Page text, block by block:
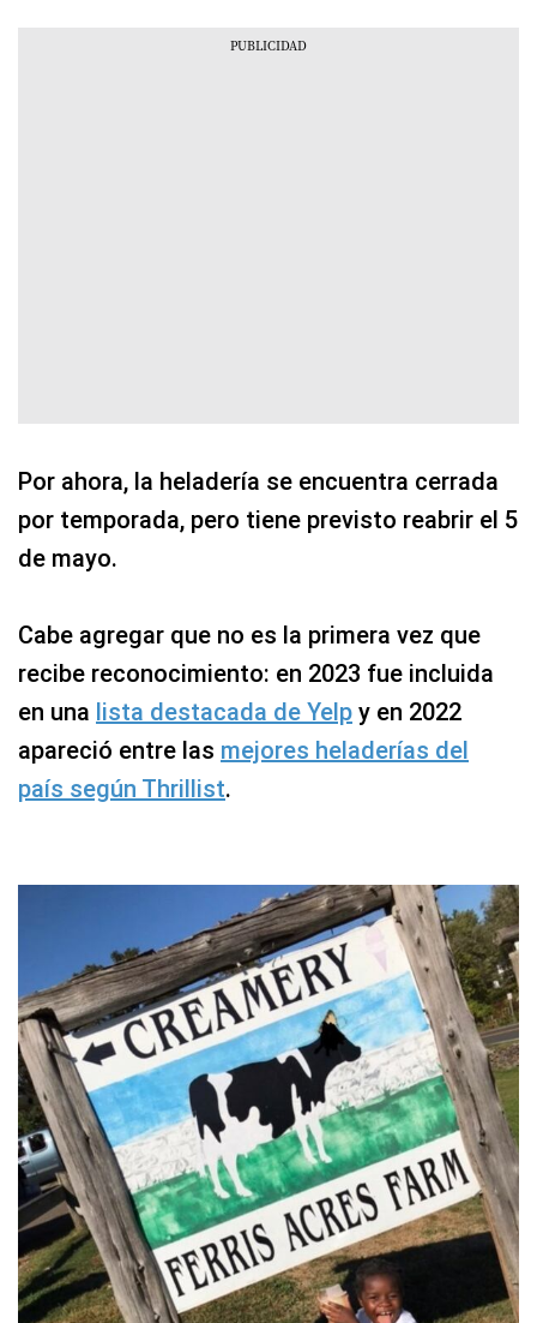
Cabe agregar que no es la primera vez que
recibe reconocimiento: en 2023 fue incluida
en una
lista destacada de Yelp
apareció entre las
país según Thrillist